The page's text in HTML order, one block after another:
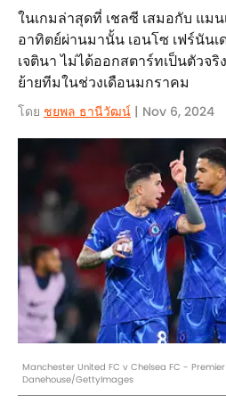
ในเกมล่าสุดที่ เชลซี เสมอกับ แม
อาทิตย์ผ่านมานั้น เอนโซ เฟร์นัน
เจตินา ไม่ได้ออกสตาร์ทเป็นตัวจ
ย้ายทีมในช่วงเดือนมกราคม
โดย ชยพล ธานีวัฒน์ | Nov 6, 2024
Manchester United FC v Chelsea FC -
Danehouse/GettyImages